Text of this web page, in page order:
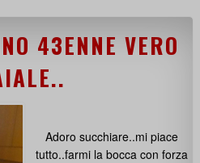
43ENNE VERO
Adoro succhiare..mi piace
tutto..farmi la bocca con forza